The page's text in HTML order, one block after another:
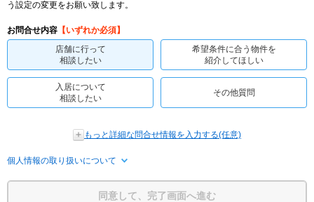
う設定の変更をお願い致します。
お問合せ内容 【いずれか必須】
店舗に行って
相談したい
希望条件に合う物件を
紹介してほしい
入居について
相談したい
その他質問
もっと詳細な問合せ情報を入力する(任意)
個人情報の取り扱いについて
同意して、完了画面へ進む